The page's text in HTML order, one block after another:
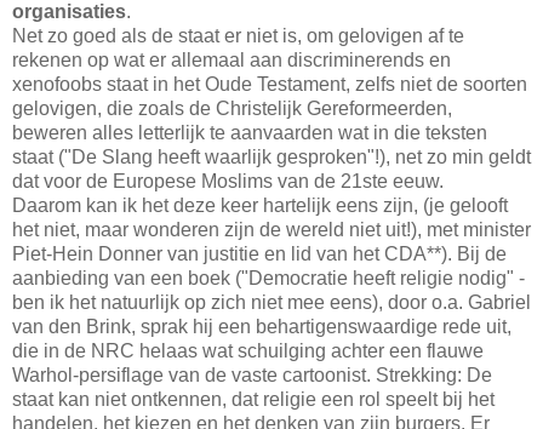
organisaties.
Net zo goed als de staat er niet is, om gelovigen af te
rekenen op wat er allemaal aan discriminerends en
xenofoobs staat in het Oude Testament, zelfs niet de soorten
gelovigen, die zoals de Christelijk Gereformeerden,
beweren alles letterlijk te aanvaarden wat in die teksten
staat ("De Slang heeft waarlijk gesproken"!), net zo min geldt
dat voor de Europese Moslims van de 21ste eeuw.
Daarom kan ik het deze keer hartelijk eens zijn, (je gelooft
het niet, maar wonderen zijn de wereld niet uit!), met minister
Piet-Hein Donner van justitie en lid van het CDA**). Bij de
aanbieding van een boek ("Democratie heeft religie nodig" -
ben ik het natuurlijk op zich niet mee eens), door o.a. Gabriel
van den Brink, sprak hij een behartigenswaardige rede uit,
die in de NRC helaas wat schuilging achter een flauwe
Warhol-persiflage van de vaste cartoonist. Strekking: De
staat kan niet ontkennen, dat religie een rol speelt bij het
handelen, het kiezen en het denken van zijn burgers. Er